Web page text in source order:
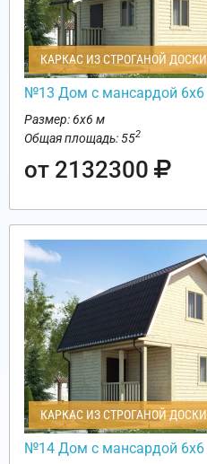
КАРКАС ИЗ СТРОГАНОЙ ДОСКИ
№13 Дом с мансардой 6х6
Размер: 6х6 м
Общая площадь: 552
от 2132300
КАРКАС ИЗ СТРОГАНОЙ ДОСКИ
№14 Дом с мансардой 6х6